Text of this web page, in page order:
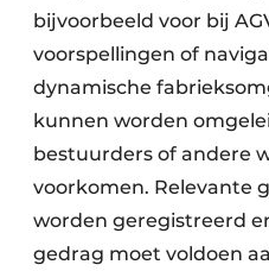
bijvoorbeeld voor bij
voorspellingen of
dynamische
kunnen worden
bestuurders of andere
voorkomen. Relevante
worden geregistreerd
gedrag moet voldoen